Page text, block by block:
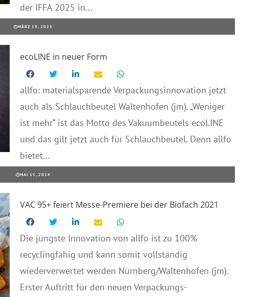
der IFFA 2025 in...
MÄRZ 19, 2025
ecoLINE in neuer Form
allfo: materialsparende Verpackungsinnovation jetzt
auch als Schlauchbeutel Waltenhofen (jm). „Weniger
ist mehr“ ist das Motto des Vakuumbeutels ecoLINE
und das gilt jetzt auch für Schlauchbeutel. Denn allfo
bietet...
MAI 15, 2024
VAC 95+ feiert Messe-Premiere bei der Biofach 2021
Die jüngste Innovation von allfo ist zu 100%
recyclingfähig und kann somit vollständig
wiederverwertet werden Nürnberg/Waltenhofen (jm).
Erster Auftritt für den neuen Verpackungs-